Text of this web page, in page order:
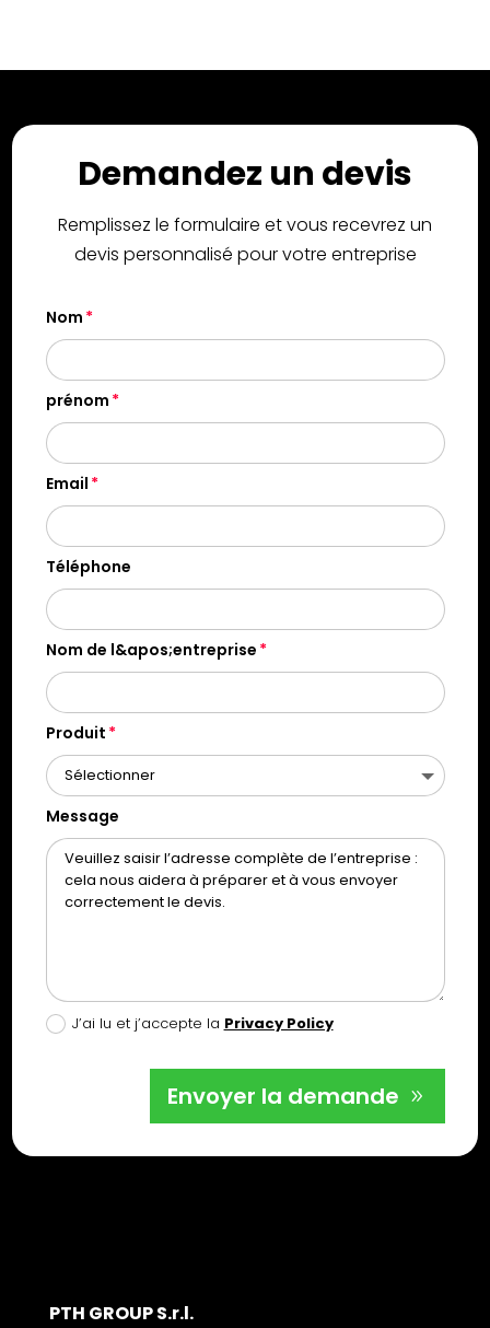
Demandez un devis
Remplissez le formulaire et vous recevrez un
devis personnalisé pour votre entreprise
Nom
prénom
Email
Téléphone
Nom de l&apos;entreprise
Produit
Message
J’ai lu et j’accepte la Privacy Policy
Envoyer la demande
PTH GROUP S.r.l.